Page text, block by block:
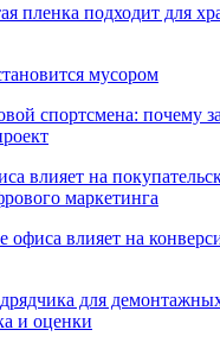
пленка подходит для
мусором
спортсмена: почему
влияет на
маркетинга
офиса влияет на
для
и оценки